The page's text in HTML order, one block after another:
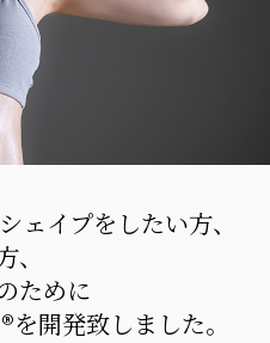
イプをしたい方、
ために
開発致しました。